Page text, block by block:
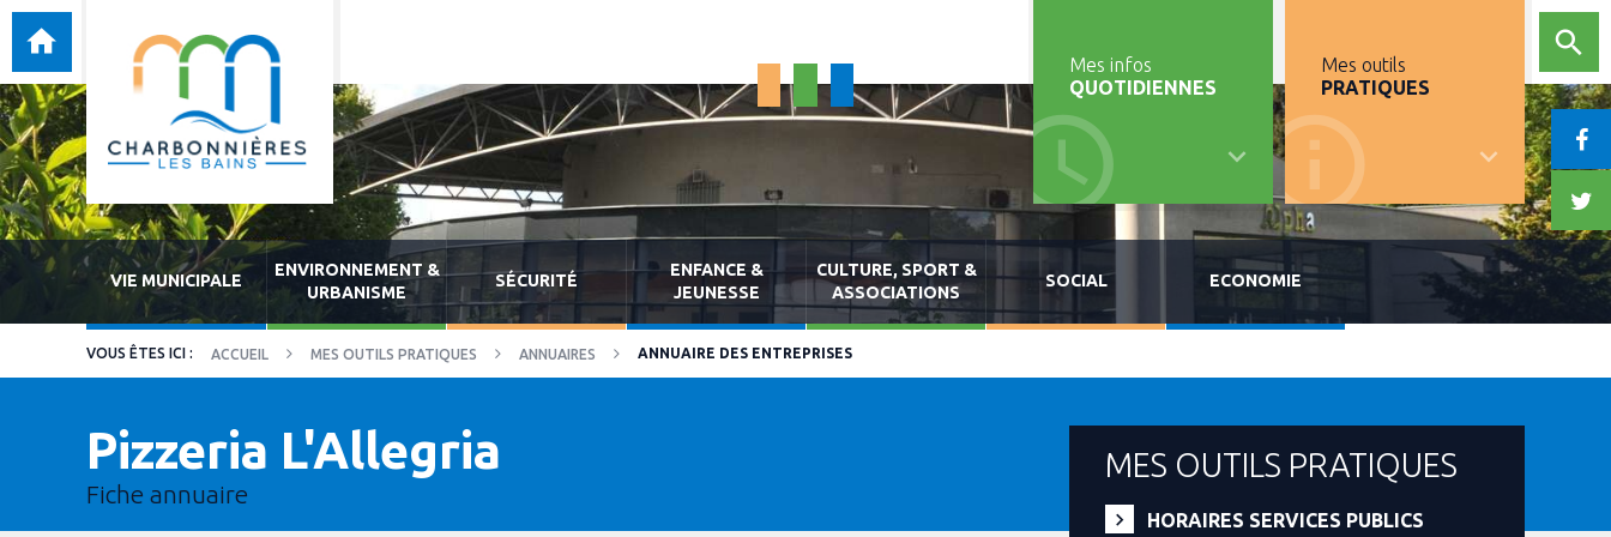
Mes infos
QUOTIDIENNES
Mes outils
PRATIQUES
VIE MUNICIPALE
ENVIRONNEMENT &
URBANISME
SÉCURITÉ
ENFANCE &
JEUNESSE
CULTURE, SPORT &
ASSOCIATIONS
SOCIAL ECONOMIE
ACCUEIL MES OUTILS PRATIQUES ANNUAIRES ANNUAIRE DES ENTREPRISES
Pizzeria L'Allegria
Fiche annuaire
MES OUTILS PRATIQUES
HORAIRES SERVICES PUBLICS